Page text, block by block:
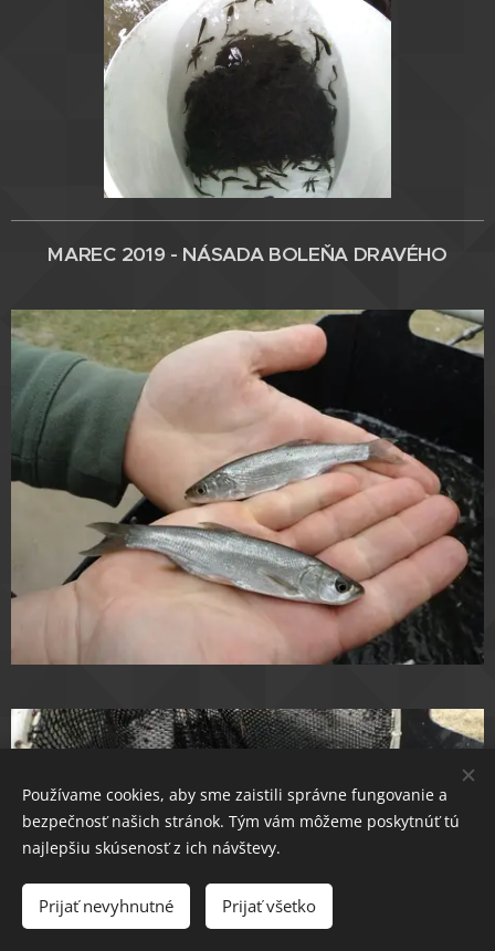
MAREC 2019 - NÁSADA BOLEŇA DRAVÉHO
Používame cookies, aby sme zaistili správne fungovanie a
bezpečnosť našich stránok. Tým vám môžeme poskytnúť tú
najlepšiu skúsenosť z ich návštevy.
Prijať nevyhnutné Prijať všetko